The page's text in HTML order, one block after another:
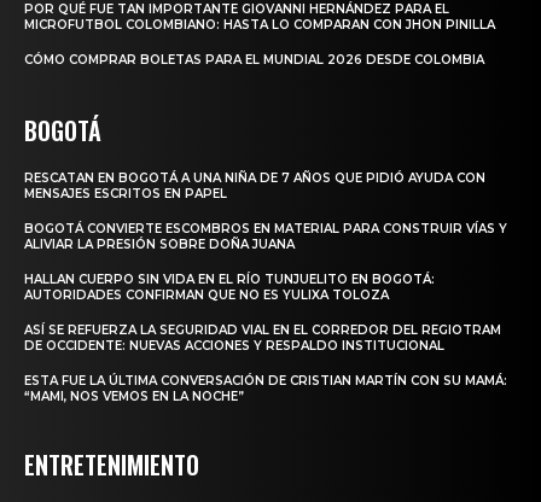
POR QUÉ FUE TAN IMPORTANTE GIOVANNI HERNÁNDEZ PARA EL
MICROFUTBOL COLOMBIANO: HASTA LO COMPARAN CON JHON PINILLA
CÓMO COMPRAR BOLETAS PARA EL MUNDIAL 2026 DESDE COLOMBIA
BOGOTÁ
RESCATAN EN BOGOTÁ A UNA NIÑA DE 7 AÑOS QUE PIDIÓ AYUDA CON
MENSAJES ESCRITOS EN PAPEL
BOGOTÁ CONVIERTE ESCOMBROS EN MATERIAL PARA CONSTRUIR VÍAS Y
ALIVIAR LA PRESIÓN SOBRE DOÑA JUANA
HALLAN CUERPO SIN VIDA EN EL RÍO TUNJUELITO EN BOGOTÁ:
AUTORIDADES CONFIRMAN QUE NO ES YULIXA TOLOZA
ASÍ SE REFUERZA LA SEGURIDAD VIAL EN EL CORREDOR DEL REGIOTRAM
DE OCCIDENTE: NUEVAS ACCIONES Y RESPALDO INSTITUCIONAL
ESTA FUE LA ÚLTIMA CONVERSACIÓN DE CRISTIAN MARTÍN CON SU MAMÁ:
“MAMI, NOS VEMOS EN LA NOCHE”
ENTRETENIMIENTO